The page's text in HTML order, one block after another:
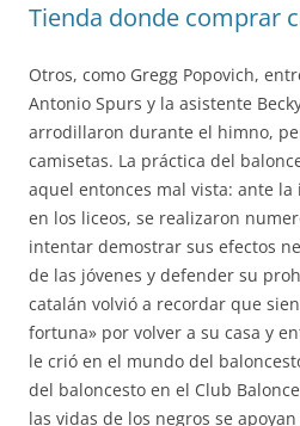
Tienda donde comprar
Otros, como Gregg Popovich,
Antonio Spurs y la asistente
arrodillaron durante el himno,
camisetas. La práctica del
aquel entonces mal vista: ante
en los liceos, se realizaron
intentar demostrar sus efectos
de las jóvenes y defender su
catalán volvió a recordar que
fortuna» por volver a su casa y
le crió en el mundo del
del baloncesto en el Club
las vidas de los negros se